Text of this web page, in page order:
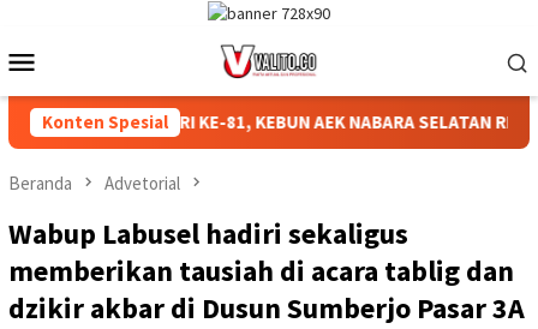
konten
Mobile
Konten Spesial
MERIAHKAN HUT RI KE-81, KEBUN AEK NABARA SELATAN RESMI
Beranda Advetorial
Wabup Labusel hadiri sekaligus
memberikan tausiah di acara tablig dan
dzikir akbar di Dusun Sumberjo Pasar 3A